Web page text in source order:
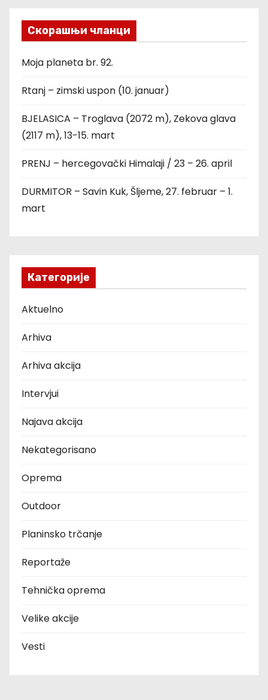
Скорашњи чланци
Moja planeta br. 92.
Rtanj – zimski uspon (10. januar)
BJELASICA – Troglava (2072 m), Zekova glava
(2117 m), 13-15. mart
PRENJ – hercegovački Himalaji / 23 – 26. april
DURMITOR – Savin Kuk, Šljeme, 27. februar – 1.
mart
Категорије
Aktuelno
Arhiva
Arhiva akcija
Intervjui
Najava akcija
Nekategorisano
Oprema
Outdoor
Planinsko trčanje
Reportaže
Tehnička oprema
Velike akcije
Vesti